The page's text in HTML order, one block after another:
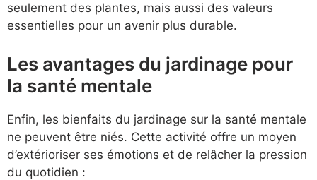
seulement des plantes, mais aussi des valeurs
essentielles pour un avenir plus durable.
Les avantages du jardinage pour
la santé mentale
Enfin, les bienfaits du jardinage sur la santé mentale
ne peuvent être niés. Cette activité offre un moyen
d’extérioriser ses émotions et de relâcher la pression
du quotidien :